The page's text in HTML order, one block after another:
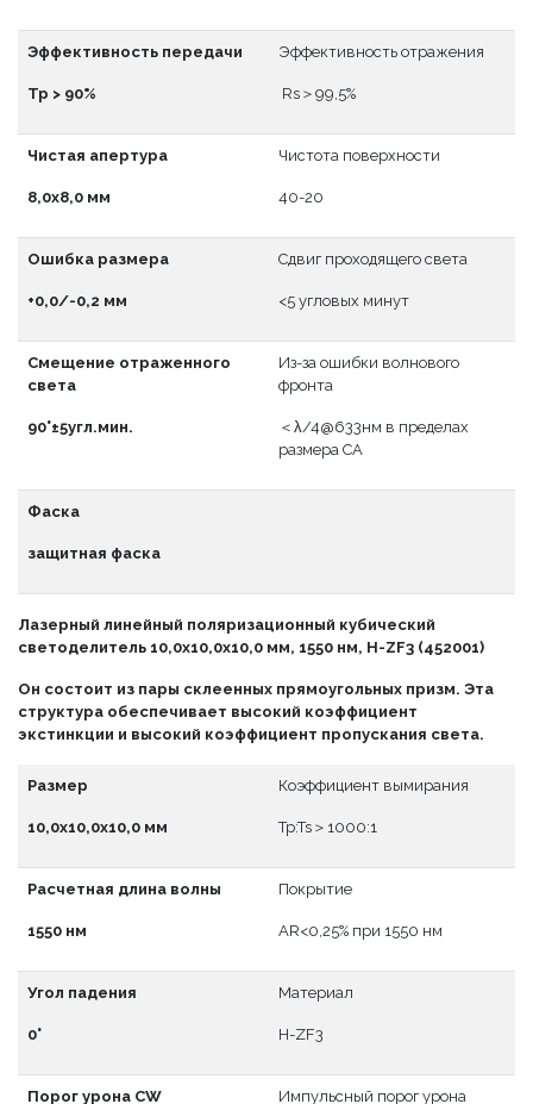
Эффективность передачи
Тр > 90%
Эффективность отражения
Rs＞99,5%
Чистая апертура
8,0x8,0 мм
Чистота поверхности
40-20
Ошибка размера
+0,0/-0,2 мм
Сдвиг проходящего света
<5 угловых минут
Смещение отраженного
света
90°±5угл.мин.
Из-за ошибки волнового
фронта
＜λ/4@633нм в пределах
размера CA
Фаска
защитная фаска
Лазерный линейный поляризационный кубический
светоделитель 10,0x10,0x10,0 мм, 1550 нм, H-ZF3 (452001)
Он состоит из пары склеенных прямоугольных призм. Эта
структура обеспечивает высокий коэффициент
экстинкции и высокий коэффициент пропускания света.
Размер
10,0x10,0x10,0 мм
Коэффициент вымирания
Tp:Ts＞1000:1
Расчетная длина волны
1550 нм
Покрытие
АR<0,25% при 1550 нм
Угол падения
0°
Материал
H-ZF3
Порог урона CW Импульсный порог урона